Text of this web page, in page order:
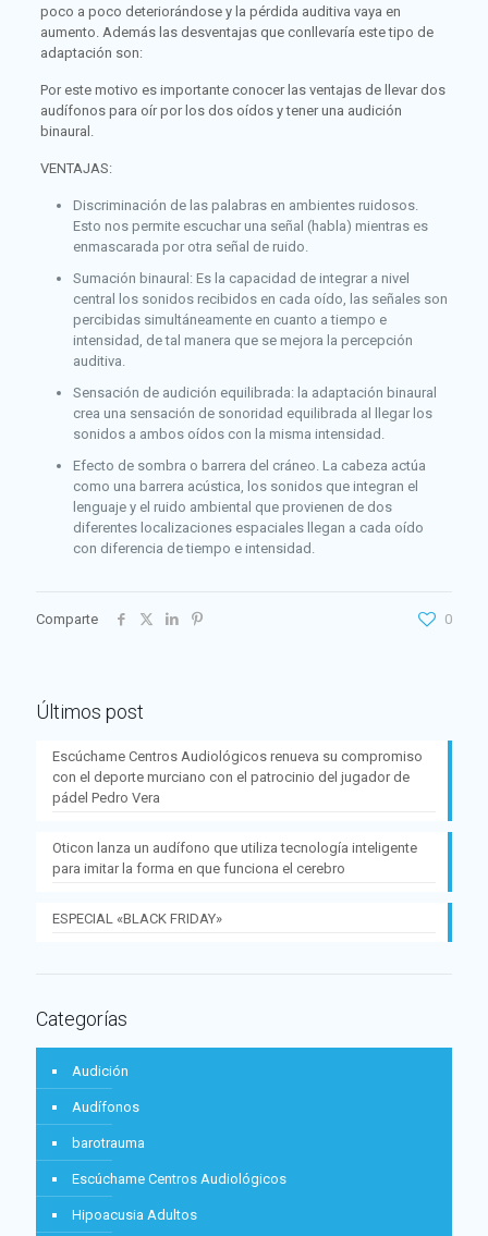
poco a poco deteriorándose y la pérdida auditiva vaya en
aumento. Además las desventajas que conllevaría este tipo de
adaptación son:
Por este motivo es importante conocer las ventajas de llevar dos
audífonos para oír por los dos oídos y tener una audición
binaural.
VENTAJAS:
Discriminación de las palabras en ambientes ruidosos.
Esto nos permite escuchar una señal (habla) mientras es
enmascarada por otra señal de ruido.
Sumación binaural: Es la capacidad de integrar a nivel
central los sonidos recibidos en cada oído, las señales son
percibidas simultáneamente en cuanto a tiempo e
intensidad, de tal manera que se mejora la percepción
auditiva.
Sensación de audición equilibrada: la adaptación binaural
crea una sensación de sonoridad equilibrada al llegar los
sonidos a ambos oídos con la misma intensidad.
Efecto de sombra o barrera del cráneo. La cabeza actúa
como una barrera acústica, los sonidos que integran el
lenguaje y el ruido ambiental que provienen de dos
diferentes localizaciones espaciales llegan a cada oído
con diferencia de tiempo e intensidad.
Comparte 0
Últimos post
Escúchame Centros Audiológicos renueva su compromiso
con el deporte murciano con el patrocinio del jugador de
pádel Pedro Vera
Oticon lanza un audífono que utiliza tecnología inteligente
para imitar la forma en que funciona el cerebro
ESPECIAL «BLACK FRIDAY»
Categorías
Audición
Audífonos
barotrauma
Escúchame Centros Audiológicos
Hipoacusia Adultos